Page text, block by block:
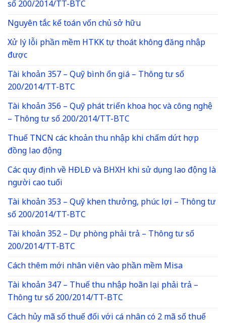
số 200/2014/TT-BTC
Nguyên tắc kế toán vốn chủ sở hữu
Xử lý lỗi phần mềm HTKK tự thoát không đăng nhập
được
Tài khoản 357 – Quỹ bình ổn giá – Thông tư số
200/2014/TT-BTC
Tài khoản 356 – Quỹ phát triển khoa học và công nghệ
– Thông tư số 200/2014/TT-BTC
Thuế TNCN các khoản thu nhập khi chấm dứt hợp
đồng lao động
Các quy định về HĐLĐ và BHXH khi sử dụng lao động là
người cao tuổi
Tài khoản 353 – Quỹ khen thưởng, phúc lợi – Thông tư
số 200/2014/TT-BTC
Tài khoản 352 – Dự phòng phải trả – Thông tư số
200/2014/TT-BTC
Cách thêm mới nhân viên vào phần mềm Misa
Tài khoản 347 – Thuế thu nhập hoãn lại phải trả –
Thông tư số 200/2014/TT-BTC
Cách hủy mã số thuế đối với cá nhân có 2 mã số thuế